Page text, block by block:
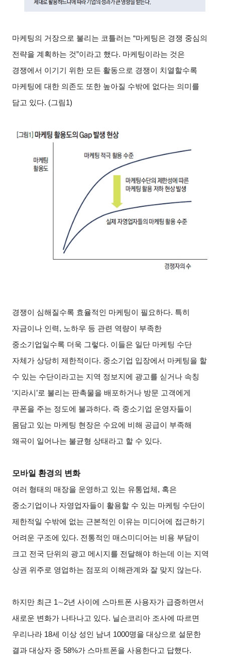
마케팅의 거장으로 불리는 코틀러는 “마케팅은 경쟁 중심의
전략을 계획하는 것”이라고 했다. 마케팅이라는 것은
경쟁에서 이기기 위한 모든 활동으로 경쟁이 치열할수록
마케팅에 대한 의존도 또한 높아질 수밖에 없다는 의미를
담고 있다. (그림1)
경쟁이 심해질수록 효율적인 마케팅이 필요하다. 특히
자금이나 인력, 노하우 등 관련 역량이 부족한
중소기업일수록 더욱 그렇다. 이들은 일단 마케팅 수단
자체가 상당히 제한적이다. 중소기업 입장에서 마케팅을 할
수 있는 수단이라고는 지역 정보지에 광고를 싣거나 속칭
‘지라시’로 불리는 판촉물을 배포하거나 방문 고객에게
쿠폰을 주는 정도에 불과하다. 즉 중소기업 운영자들이
몸담고 있는 마케팅 현장은 수요에 비해 공급이 부족해
왜곡이 일어나는 불균형 상태라고 할 수 있다.
모바일 환경의 변화
여러 형태의 매장을 운영하고 있는 유통업체, 혹은
중소기업이나 자영업자들이 활용할 수 있는 마케팅 수단이
제한적일 수밖에 없는 근본적인 이유는 미디어에 접근하기
어려운 구조에 있다. 전통적인 매스미디어는 비용 부담이
크고 전국 단위의 광고 메시지를 전달해야 하는데 이는 지역
상권 위주로 영업하는 점포의 이해관계와 잘 맞지 않는다.
하지만 최근 1∼2년 사이에 스마트폰 사용자가 급증하면서
새로운 변화가 나타나고 있다. 닐슨코리아 조사에 따르면
우리나라 18세 이상 성인 남녀 1000명을 대상으로 설문한
결과 대상자 중 58%가 스마트폰을 사용한다고 답했다.